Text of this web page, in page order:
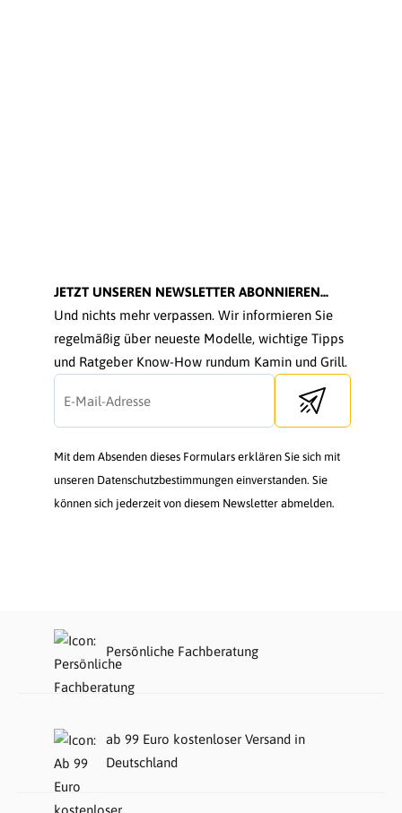
JETZT UNSEREN NEWSLETTER ABONNIEREN...
Und nichts mehr verpassen. Wir informieren Sie
regelmäßig über neueste Modelle, wichtige Tipps
und Ratgeber Know-How rundum Kamin und Grill.
Send newsletter
Mit dem Absenden dieses Formulars erklären Sie sich mit
unseren Datenschutzbestimmungen einverstanden. Sie
können sich jederzeit von diesem Newsletter abmelden.
Persönliche Fachberatung
ab 99 Euro kostenloser Versand in
Deutschland